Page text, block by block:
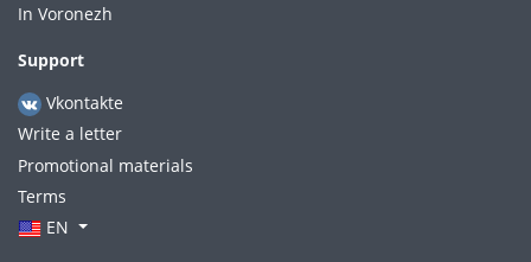
In Voronezh
Support
Vkontakte
Write a letter
Promotional materials
Terms
EN